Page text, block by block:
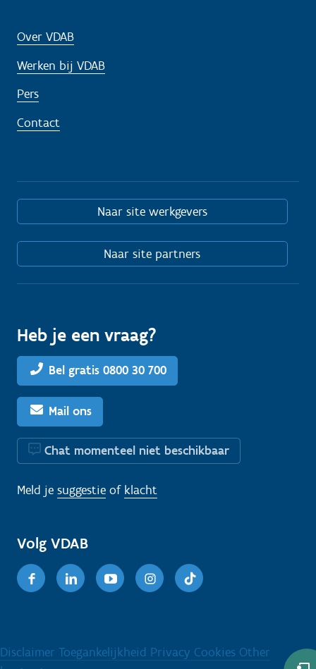
Over VDAB
Werken bij VDAB
Pers
Contact
Naar site werkgevers
Naar site partners
Heb je een vraag?
Bel gratis 0800 30 700
Mail ons
Chat momenteel niet beschikbaar
Meld je suggestie of klacht
Volg VDAB
FacebookLinkedinYoutubeInstagram
Disclaimer Toegankelijkheid Privacy Cookies Other